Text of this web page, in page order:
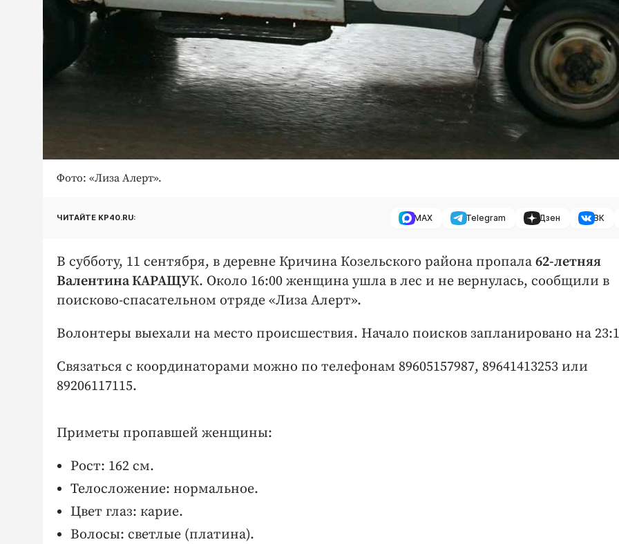
Фото: «Лиза Алерт».
ЧИТАЙТЕ KP40.RU: MAX Telegram Дзен ВК
В субботу, 11 сентября, в деревне Кричина Козельского района пропала 62-летняя
Валентина КАРАЩУК. Около 16:00 женщина ушла в лес и не вернулась, сообщили в
поисково-спасательном отряде «Лиза Алерт».
Волонтеры выехали на место происшествия. Начало поисков запланировано на
Связаться с координаторами можно по телефонам 89605157987, 89641413253 или
89206117115.
Приметы пропавшей женщины:
Рост: 162 см.
Телосложение: нормальное.
Цвет глаз: карие.
Волосы: светлые (платина).